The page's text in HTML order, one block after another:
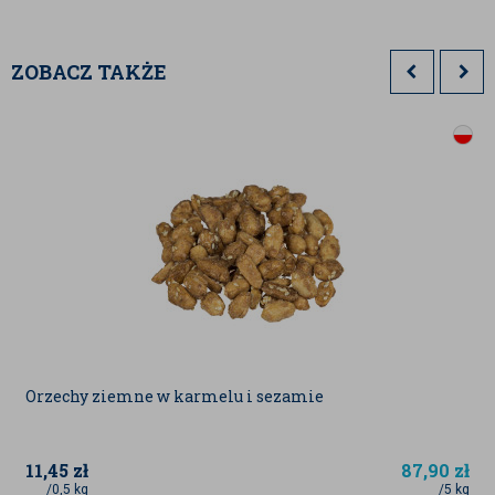
ZASTOSOWANIE W KUCHNI
Orzechy macadamiaBadaPaksą wszechstronnym
przekąska.
✅
– wzbogacają lody, czekolady,
ZOBACZ TAKŻE
Orzechy ziemne w karmelu i sezamie
11,45 zł
/0,5 kg
87,90 zł
/5 kg